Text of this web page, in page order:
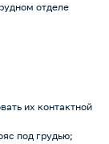
отделе
их контактной
под грудью;